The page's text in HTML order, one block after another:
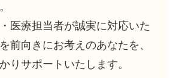
医療担当者が誠実に対応いた
前向きにお考えのあなたを、
りサポートいたします。